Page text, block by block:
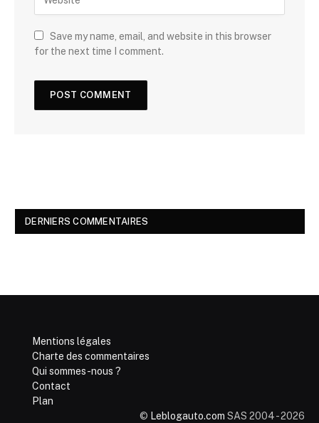
Save my name, email, and website in this browser
for the next time I comment.
DERNIERS COMMENTAIRES
Mentions légales
Charte des commentaires
Qui sommes-nous ?
Contact
Plan
© Leblogauto.com SAS 2004 - 2026